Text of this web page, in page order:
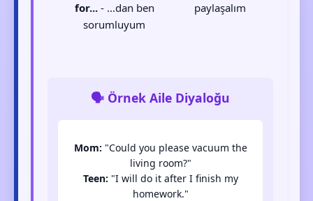
for...- ...dan ben
sorumluyum
paylaşalım
🗣️ Örnek Aile Diyaloğu
Mom: "Could you please vacuum the
living room?"
Teen: "I will do it after I finish my
homework."